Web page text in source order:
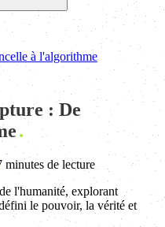
à l'algorithme
: De
minutes de lecture
l'humanité, explorant
le pouvoir, la vérité et